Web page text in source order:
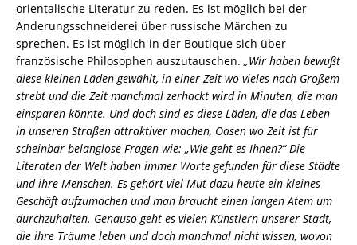
orientalische Literatur zu reden. Es ist möglich bei der
Änderungsschneiderei über russische Märchen zu
sprechen. Es ist möglich in der Boutique sich über
französische Philosophen auszutauschen. „Wir haben bewußt
diese kleinen Läden gewählt, in einer Zeit wo vieles nach Großem
strebt und die Zeit manchmal zerhackt wird in Minuten, die man
einsparen könnte. Und doch sind es diese Läden, die das Leben
in unseren Straßen attraktiver machen, Oasen wo Zeit ist für
scheinbar belanglose Fragen wie: „Wie geht es Ihnen?“ Die
Literaten der Welt haben immer Worte gefunden für diese Städte
und ihre Menschen. Es gehört viel Mut dazu heute ein kleines
Geschäft aufzumachen und man braucht einen langen Atem um
durchzuhalten. Genauso geht es vielen Künstlern unserer Stadt,
die ihre Träume leben und doch manchmal nicht wissen, wovon